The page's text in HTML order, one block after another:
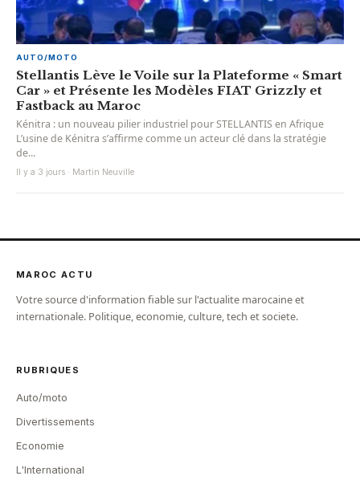
AUTO/MOTO
Stellantis Lève le Voile sur la Plateforme « Smart
Car » et Présente les Modèles FIAT Grizzly et
Fastback au Maroc
Kénitra : un nouveau pilier industriel pour STELLANTIS en Afrique
L’usine de Kénitra s’affirme comme un acteur clé dans la stratégie
de...
Il y a 3 jours · Martin Neuville
MAROC ACTU
Votre source d'information fiable sur l'actualite marocaine et
internationale. Politique, economie, culture, tech et societe.
RUBRIQUES
Auto/moto
Divertissements
Economie
L'International